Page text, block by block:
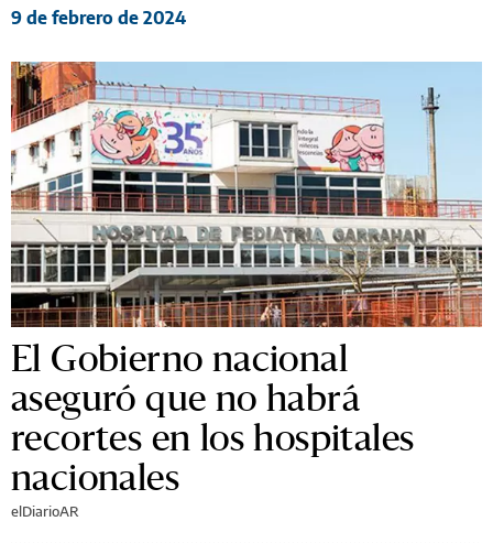
9 de febrero de 2024
El Gobierno nacional
aseguró que no habrá
recortes en los hospitales
nacionales
elDiarioAR